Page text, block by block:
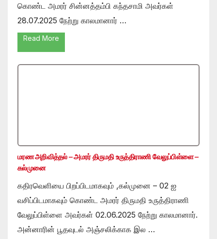
கொண்ட அமரர் சின்னத்தம்பி கந்தசாமி அவர்கள்
28.07.2025 நேற்று காலமானார் …
Read More
மரண அறிவித்தல் – அமரர் திருமதி உருத்திராணி வேலுப்பிள்ளை –
கல்முனை
கதிரவெளியை பிறப்பிடமாகவும் ,கல்முனை – 02 ஐ
வசிப்பிடமாகவும் கொண்ட அமரர் திருமதி உருத்திராணி
வேலுப்பிள்ளை அவர்கள் 02.06.2025 நேற்று காலமானார்.
அன்னாரின் பூதவுடல் அஞ்சலிக்காக இல …